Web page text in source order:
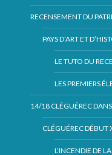
RECENSEMENT DU
PAYS D’ART ET
LE TUTO DU
LES PREMIERS
14/18 CLÉGUÉREC
CLÉGUÉREC DÉBUT
L’INCENDIE DE